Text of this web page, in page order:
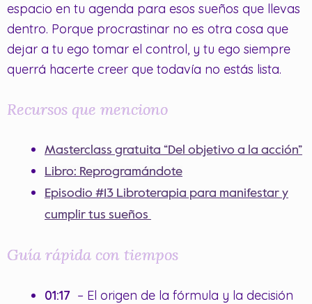
espacio en tu agenda para esos sueños que llevas
dentro. Porque procrastinar no es otra cosa que
dejar a tu ego tomar el control, y tu ego siempre
querrá hacerte creer que todavía no estás lista.
Recursos que menciono
Masterclass gratuita “Del objetivo a la acción”
Libro: Reprogramándote
Episodio #13 Libroterapia para manifestar y
cumplir tus sueños
Guía rápida con tiempos
01:17 – El origen de la fórmula y la decisión